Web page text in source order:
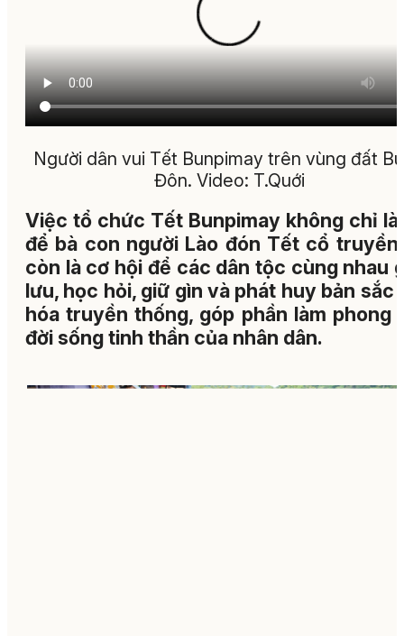
Người dân vui Tết Bunpimay trên vùng đất
Đôn. Video: T.Quới
Việc tổ chức Tết Bunpimay không chỉ là
để bà con người Lào đón Tết cổ truyền
còn là cơ hội để các dân tộc cùng nhau
lưu, học hỏi, giữ gìn và phát huy bản sắc
hóa truyền thống, góp phần làm phong
đời sống tinh thần của nhân dân.